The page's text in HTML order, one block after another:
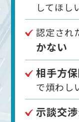
してほし
認定され
かない
相手方
で煩わし
示談交渉